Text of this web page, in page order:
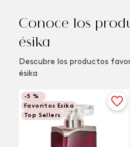
Conoce los
ésika
Descubre los productos
ésika
-5 %
Favoritos Esika
Top Sellers